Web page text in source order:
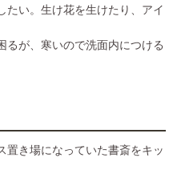
たい。生け花を生けたり、アイ
るが、寒いので洗面内につける
置き場になっていた書斎をキッ